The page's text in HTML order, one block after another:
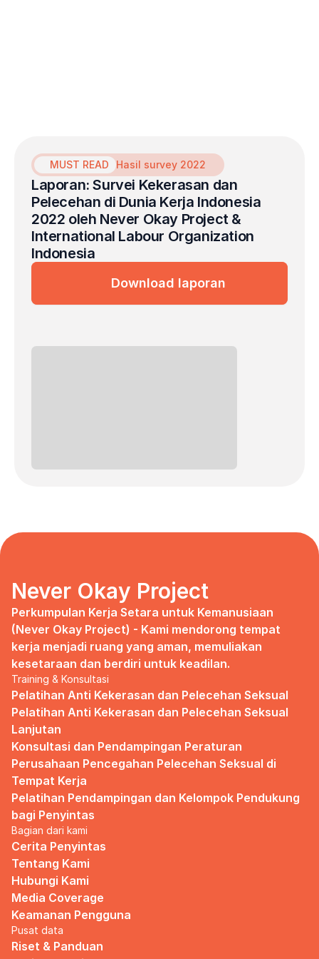
MUST READ Hasil survey 2022
Laporan: Survei Kekerasan dan
Pelecehan di Dunia Kerja Indonesia
2022 oleh Never Okay Project &
International Labour Organization
Indonesia
Download laporan
Never Okay Project
Perkumpulan Kerja Setara untuk Kemanusiaan
(Never Okay Project) - Kami mendorong tempat
kerja menjadi ruang yang aman, memuliakan
kesetaraan dan berdiri untuk keadilan.
Training & Konsultasi
Pelatihan Anti Kekerasan dan Pelecehan Seksual
Pelatihan Anti Kekerasan dan Pelecehan Seksual
Lanjutan
Konsultasi dan Pendampingan Peraturan
Perusahaan Pencegahan Pelecehan Seksual di
Tempat Kerja
Pelatihan Pendampingan dan Kelompok Pendukung
bagi Penyintas
Bagian dari kami
Cerita Penyintas
Tentang Kami
Hubungi Kami
Media Coverage
Keamanan Pengguna
Pusat data
Riset & Panduan